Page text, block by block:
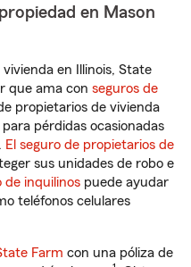
en Mason
en Illinois, State
que ama con seguros de
propietarios de vivienda
pérdidas ocasionadas
El seguro de propietarios de
sus unidades de robo e
de inquilinos puede ayudar
teléfonos celulares
Farm con una póliza de